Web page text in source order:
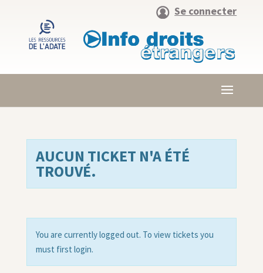
Se connecter
AUCUN TICKET N'A ÉTÉ
TROUVÉ.
You are currently logged out. To view tickets you
must first login.